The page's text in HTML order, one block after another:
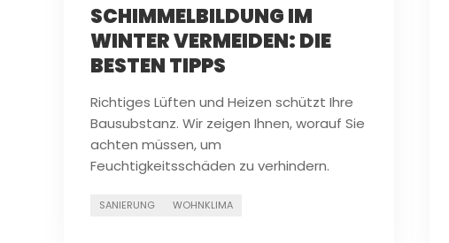
SCHIMMELBILDUNG IM
WINTER VERMEIDEN: DIE
BESTEN TIPPS
Richtiges Lüften und Heizen schützt Ihre
Bausubstanz. Wir zeigen Ihnen, worauf Sie
achten müssen, um
Feuchtigkeitsschäden zu verhindern.
SANIERUNG WOHNKLIMA